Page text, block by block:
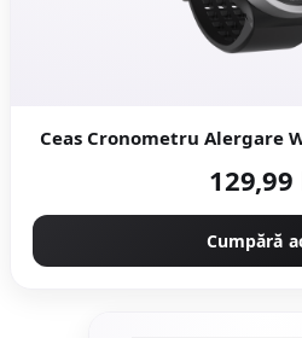
Ceas Cronometru Alergare
129,99
Cumpără